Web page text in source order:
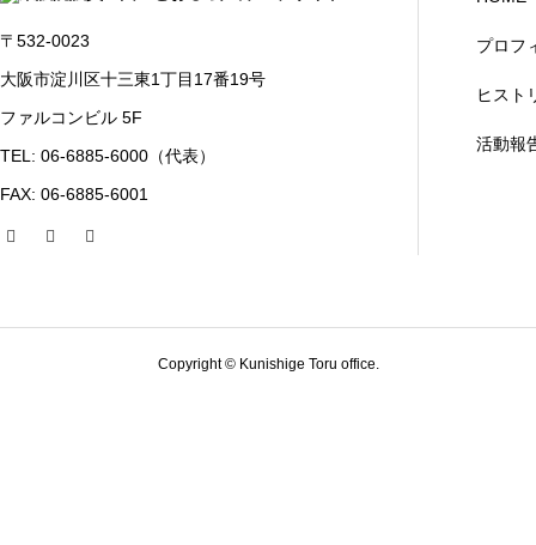
〒532-0023
大阪市淀川区十三東1丁目17番19号
ファルコンビル 5F
TEL: 06-6885-6000（代表）
FAX: 06-6885-6001
プロフ
ヒスト
活動報
Copyright © Kunishige Toru office.